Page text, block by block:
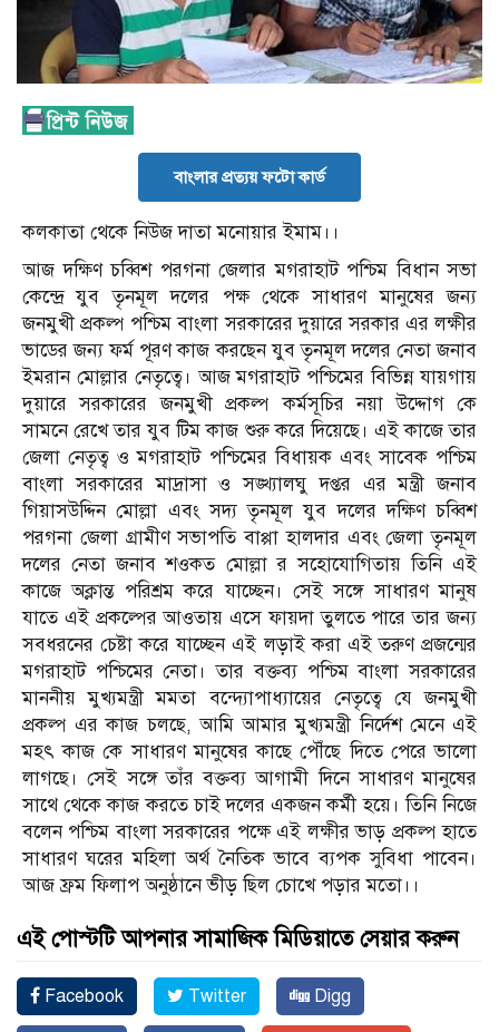
বাংলার প্রত্যয় ফটো কার্ড
কলকাতা থেকে নিউজ দাতা মনোয়ার ইমাম।।
আজ দক্ষিণ চব্বিশ পরগনা জেলার মগরাহাট পশ্চিম বিধান সভা
কেন্দ্রে যুব তৃনমূল দলের পক্ষ থেকে সাধারণ মানুষের জন্য
জনমুখী প্রকল্প পশ্চিম বাংলা সরকারের দুয়ারে সরকার এর লক্ষীর
ভাডের জন্য ফর্ম পূরণ কাজ করছেন যুব তৃনমূল দলের নেতা জনাব
ইমরান মোল্লার নেতৃত্বে। আজ মগরাহাট পশ্চিমের বিভিন্ন যায়গায়
দুয়ারে সরকারের জনমুখী প্রকল্প কর্মসূচির নয়া উদ্দোগ কে
সামনে রেখে তার যুব টিম কাজ শুরু করে দিয়েছে। এই কাজে তার
জেলা নেতৃত্ব ও মগরাহাট পশ্চিমের বিধায়ক এবং সাবেক পশ্চিম
বাংলা সরকারের মাদ্রাসা ও সঙ্খ্যালঘু দপ্তর এর মন্ত্রী জনাব
গিয়াসউদ্দিন মোল্লা এবং সদ্য তৃনমূল যুব দলের দক্ষিণ চব্বিশ
পরগনা জেলা গ্রামীণ সভাপতি বাপ্পা হালদার এবং জেলা তৃনমূল
দলের নেতা জনাব শওকত মোল্লা র সহোযোগিতায় তিনি এই
কাজে অক্লান্ত পরিশ্রম করে যাচ্ছেন। সেই সঙ্গে সাধারণ মানুষ
যাতে এই প্রকল্পের আওতায় এসে ফায়দা তুলতে পারে তার জন্য
সবধরনের চেষ্টা করে যাচ্ছেন এই লড়াই করা এই তরুণ প্রজন্মের
মগরাহাট পশ্চিমের নেতা। তার বক্তব্য পশ্চিম বাংলা সরকারের
মাননীয় মুখ্যমন্ত্রী মমতা বন্দ্যোপাধ্যায়ের নেতৃত্বে যে জনমুখী
প্রকল্প এর কাজ চলছে, আমি আমার মুখ্যমন্ত্রী নির্দেশ মেনে এই
মহৎ কাজ কে সাধারণ মানুষের কাছে পৌঁছে দিতে পেরে ভালো
লাগছে। সেই সঙ্গে তাঁর বক্তব্য আগামী দিনে সাধারণ মানুষের
সাথে থেকে কাজ করতে চাই দলের একজন কর্মী হয়ে। তিনি নিজে
বলেন পশ্চিম বাংলা সরকারের পক্ষে এই লক্ষীর ভাড় প্রকল্প হাতে
সাধারণ ঘরের মহিলা অর্থ নৈতিক ভাবে ব্যপক সুবিধা পাবেন।
আজ ফ্রম ফিলাপ অনুষ্ঠানে ভীড় ছিল চোখে পড়ার মতো।।
এই পোস্টটি আপনার সামাজিক মিডিয়াতে সেয়ার করুন
Facebook Twitter Digg